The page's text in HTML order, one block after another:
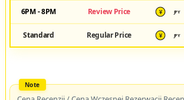
6PM - 8PM Review Price ¥ JPY
Standard Regular Price ¥ JPY